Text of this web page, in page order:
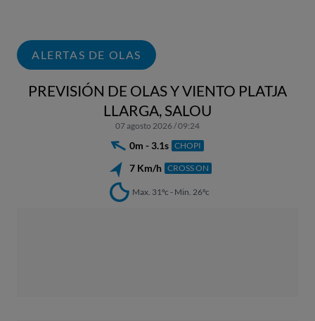
ALERTAS DE OLAS
PREVISIÓN DE OLAS Y VIENTO PLATJA
LLARGA, SALOU
07 agosto 2026 / 09:24
0m - 3.1s CHOPI
7 Km/h CROSS ON
Max. 31ºc - Min. 26ºc